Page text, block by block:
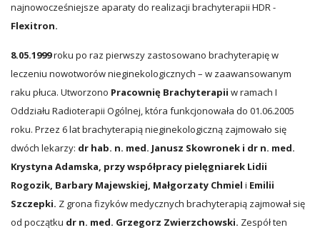
najnowocześniejsze aparaty do realizacji brachyterapii HDR -
Flexitron.
8.05.1999roku po raz pierwszy zastosowano brachyterapię w
leczeniu nowotworów nieginekologicznych – w zaawansowanym
raku płuca. Utworzono Pracownię Brachyterapii w ramach I
Oddziału Radioterapii Ogólnej, która funkcjonowała do 01.06.2005
roku. Przez 6 lat brachyterapią nieginekologiczną zajmowało się
dwóch lekarzy: dr hab. n. med. Janusz Skowronek i dr n. med.
Krystyna Adamska, przy współpracy pielęgniarek Lidii
Rogozik, Barbary Majewskiej, Małgorzaty Chmiel i Emilii
Szczepki. Z grona fizyków medycznych brachyterapią zajmował się
od początku dr n. med. Grzegorz Zwierzchowski. Zespół ten